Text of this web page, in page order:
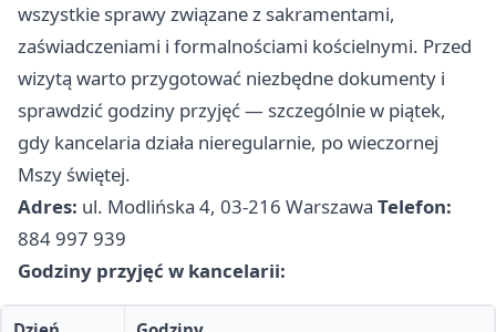
wszystkie sprawy związane z sakramentami,
zaświadczeniami i formalnościami kościelnymi. Przed
wizytą warto przygotować niezbędne dokumenty i
sprawdzić godziny przyjęć — szczególnie w piątek,
gdy kancelaria działa nieregularnie, po wieczornej
Mszy świętej.
Adres: ul. Modlińska 4, 03-216 Warszawa Telefon:
884 997 939
Godziny przyjęć w kancelarii: